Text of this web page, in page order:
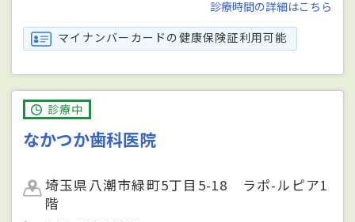
診療時間の詳細はこちら
マイナンバーカードの健康保険証利用可能
診療中
なかつか歯科医院
埼玉県八潮市緑町5丁目5-18 ラポ-ルピア1
階